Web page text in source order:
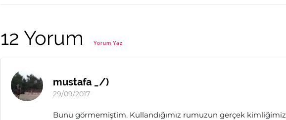
12 Yorum Yorum Yaz
mustafa _/)
29/09/2017
Bunu görmemiştim. Kullandığımız rumuzun gerçek kimliğimiz